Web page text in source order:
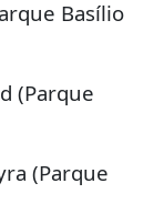
Basílio
(Parque
(Parque